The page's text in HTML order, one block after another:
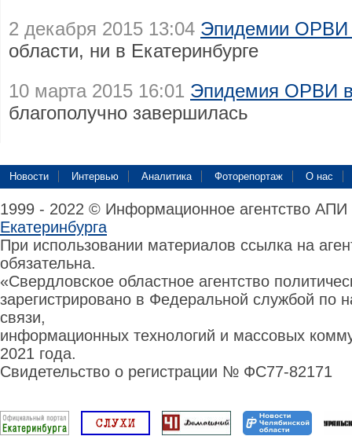
2 декабря 2015 13:04 Эпидемии ОРВИ
области, ни в Екатеринбурге
10 марта 2015 16:01 Эпидемия ОРВИ в
благополучно завершилась
Новости Интервью Аналитика Фоторепортаж О нас
1999 - 2022 © Информационное агентство
Екатеринбурга
При использовании материалов ссылка на
обязательна.
«Свердловское областное агентство
зарегистрировано в Федеральной службой по
связи,
информационных технологий и массовых
2021 года.
Свидетельство о регистрации № ФС77-82171